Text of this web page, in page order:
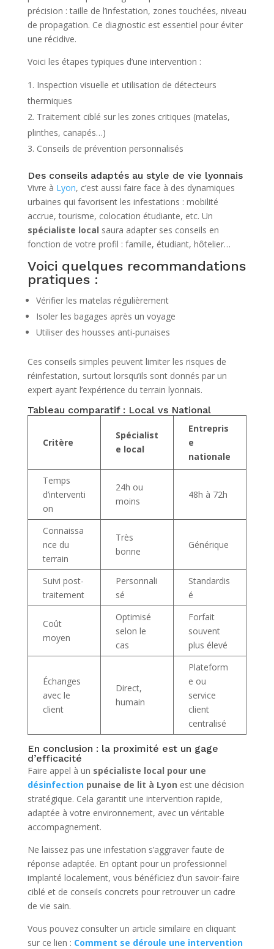
précision : taille de l’infestation, zones touchées, niveau
de propagation. Ce diagnostic est essentiel pour éviter
une récidive.
Voici les étapes typiques d’une intervention :
Inspection visuelle et utilisation de détecteurs
thermiques
Traitement ciblé sur les zones critiques (matelas,
plinthes, canapés…)
Conseils de prévention personnalisés
Des conseils adaptés au style de vie lyonnais
Vivre à Lyon, c’est aussi faire face à des dynamiques
urbaines qui favorisent les infestations : mobilité
accrue, tourisme, colocation étudiante, etc. Un
spécialiste local saura adapter ses conseils en
fonction de votre profil : famille, étudiant, hôtelier…
Voici quelques recommandations
pratiques :
Vérifier les matelas régulièrement
Isoler les bagages après un voyage
Utiliser des housses anti-punaises
Ces conseils simples peuvent limiter les risques de
réinfestation, surtout lorsqu’ils sont donnés par un
expert ayant l’expérience du terrain lyonnais.
Tableau comparatif : Local vs National
Critère
Spécialist
e local
Entrepris
e
nationale
Temps
d’interventi
on
24h ou
moins
48h à 72h
Connaissa
nce du
terrain
Très
bonne
Générique
Suivi post-
traitement
Personnali
sé
Standardis
é
Coût
moyen
Optimisé
selon le
cas
Forfait
souvent
plus élevé
Échanges
avec le
client
Direct,
humain
Plateform
e ou
service
client
centralisé
En conclusion : la proximité est un gage
d’efficacité
Faire appel à un spécialiste local pour une
désinfectionpunaise de lit à Lyon est une décision
stratégique. Cela garantit une intervention rapide,
adaptée à votre environnement, avec un véritable
accompagnement.
Ne laissez pas une infestation s’aggraver faute de
réponse adaptée. En optant pour un professionnel
implanté localement, vous bénéficiez d’un savoir-faire
ciblé et de conseils concrets pour retrouver un cadre
de vie sain.
Vous pouvez consulter un article similaire en cliquant
sur ce lien : Comment se déroule une intervention